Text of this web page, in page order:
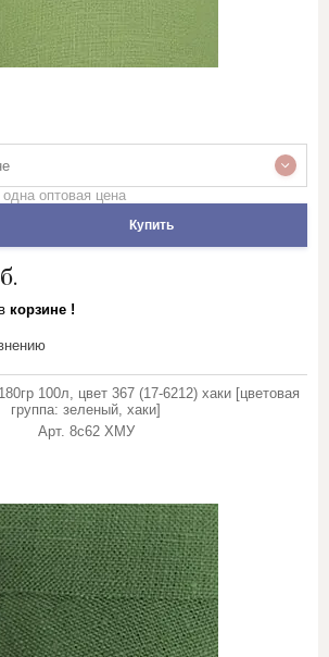
оптовая цена
Купить
корзине !
100л, цвет 367 (17-6212) хаки [цветовая
группа: зеленый, хаки]
Арт. 8с62 ХМУ